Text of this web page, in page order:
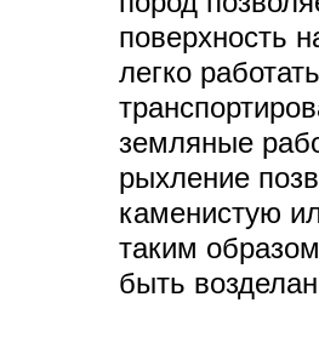
поверхность
легко
земляные
рыхление
каменистую
таким
быть